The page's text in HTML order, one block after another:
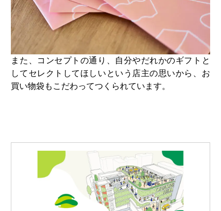
また、コンセプトの通り、自分やだれかのギフトと
してセレクトしてほしいという店主の思いから、お
買い物袋もこだわってつくられています。